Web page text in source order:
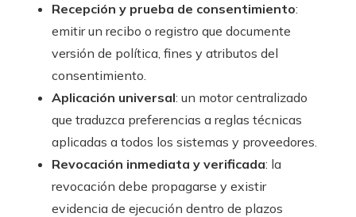
Recepción y prueba de consentimiento:
emitir un recibo o registro que documente
versión de política, fines y atributos del
consentimiento.
Aplicación universal: un motor centralizado
que traduzca preferencias a reglas técnicas
aplicadas a todos los sistemas y proveedores.
Revocación inmediata y verificada: la
revocación debe propagarse y existir
evidencia de ejecución dentro de plazos